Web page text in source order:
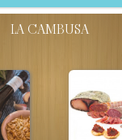
LA CAMBUSA